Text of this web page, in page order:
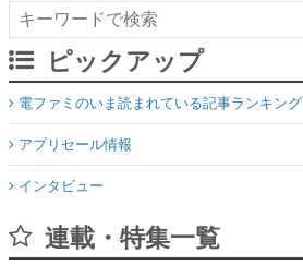
ピックアップ
電ファミのいま読まれている記事ランキング
アプリセール情報
インタビュー
連載・特集一覧